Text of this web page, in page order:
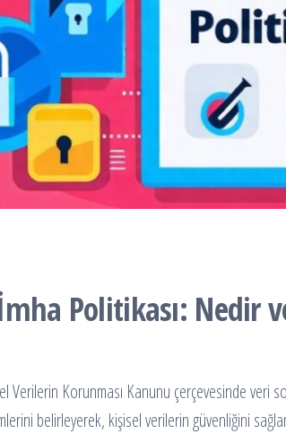
Politikası: Nedir
Verilerin Korunması Kanunu çerçevesinde
belirleyerek, kişisel verilerin güvenliğini